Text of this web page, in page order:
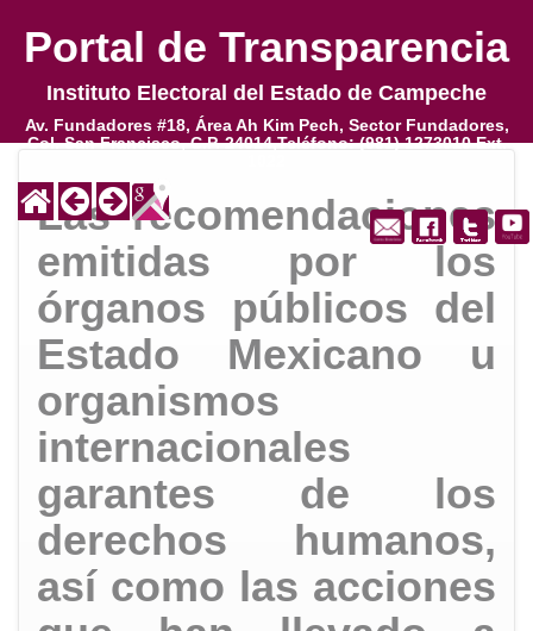
Portal de Transparencia
Instituto Electoral del Estado de Campeche
Av. Fundadores #18, Área Ah Kim Pech, Sector Fundadores,
Col. San Francisco, C.P. 24014,Teléfono: (981) 1273010 Ext.
Portal de Transparencia
Instituto Electoral del Estado de Campeche
Av. Fundadores #18, Área Ah Kim Pech, Sector Fundadores,
Col. San Francisco, C.P. 24014,Teléfono: (981) 1273010 Ext.
Las recomendaciones
emitidas por los
órganos públicos del
Estado Mexicano u
organismos
internacionales
garantes de los
derechos humanos,
así como las acciones